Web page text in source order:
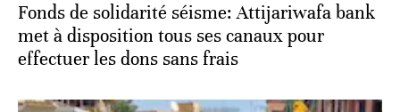
Fonds de solidarité séisme: Attijariwafa bank
met à disposition tous ses canaux pour
effectuer les dons sans frais